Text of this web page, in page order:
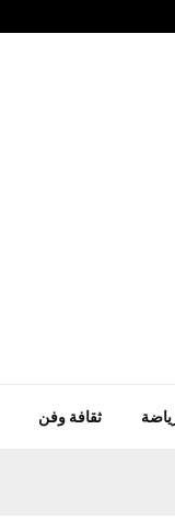
ثقافة وفن